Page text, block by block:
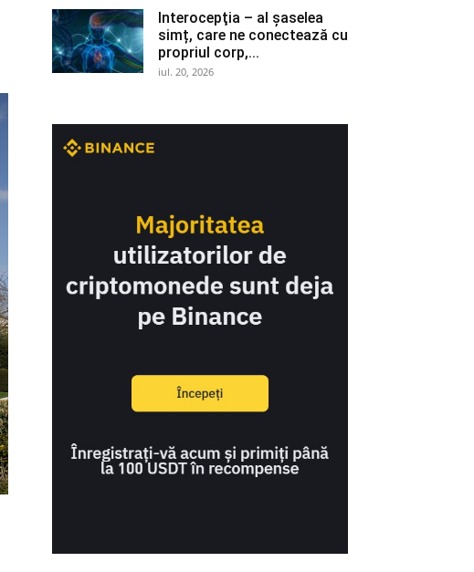
Interocepţia – al șaselea
simț, care ne conectează cu
propriul corp,...
iul. 20, 2026